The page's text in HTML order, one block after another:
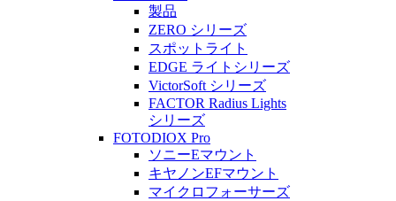
製品
ZERO シリーズ
スポットライト
EDGE ライトシリーズ
VictorSoft シリーズ
FACTOR Radius Lights
シリーズ
FOTODIOX Pro
ソニーEマウント
キヤノンEFマウント
マイクロフォーサーズ